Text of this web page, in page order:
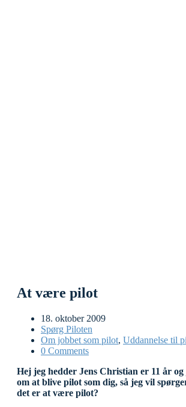
At være pilot
18. oktober 2009
Spørg Piloten
Om jobbet som pilot, Uddannelse til
0 Comments
Hej jeg hedder Jens Christian er 11 år
om at blive pilot som dig, så jeg vil
det er at være pilot?